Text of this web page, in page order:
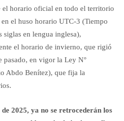
el horario oficial en todo el territorio
el huso horario UTC-3 (Tiempo
en lengua inglesa),
el horario de invierno, que rigió
pasado, en vigor la Ley N°
Abdo Benítez), que fija la
2025, ya no se retrocederán los